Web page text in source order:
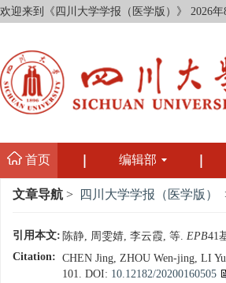
欢迎来到《四川大学学报（医学版）》 2026
首页 编辑部
文章导航 > 四川大学学报（医学版）
引用本文: 陈静, 周雯婧, 李云霞, 等. EPB41
Citation: CHEN Jing, ZHOU Wen-jing, LI
101. DOI: 10.12182/20200160505